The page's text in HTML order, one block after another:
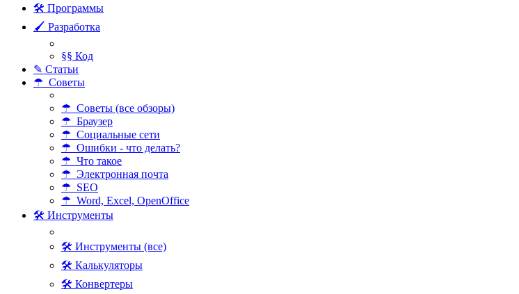
🛠 Программы
🖌 Разработка
§§ Код
✎ Статьи
☂ Советы
☂ Советы (все обзоры)
☂ Браузер
☂ Социальные сети
☂ Ошибки - что делать?
☂ Что такое
☂ Электронная почта
☂ SEO
☂ Word, Excel, OpenOffice
🛠 Инструменты
🛠 Инструменты (все)
🛠 Калькуляторы
🛠 Конвертеры